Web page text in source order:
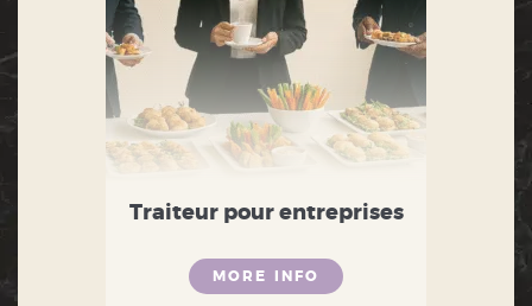
Traiteur pour entreprises
MORE INFO